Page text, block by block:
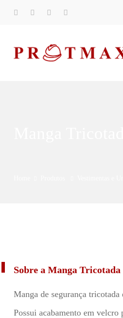
Sobre a Manga
Manga de segurança
Possui acabamento em velcro